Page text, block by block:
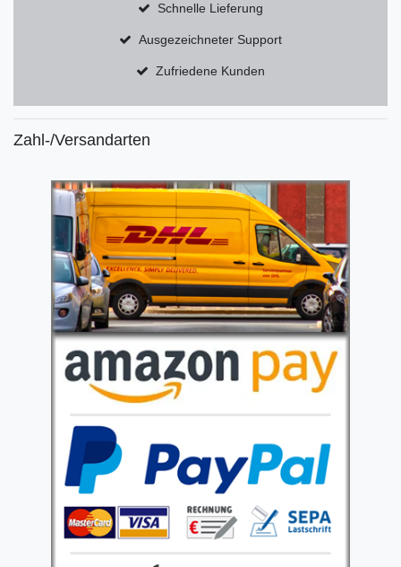
Schnelle Lieferung
Ausgezeichneter Support
Zufriedene Kunden
Zahl-/Versandarten